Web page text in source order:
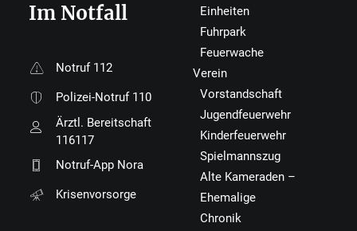
Im Notfall
Notruf 112
Polizei-Notruf 110
Ärztl. Bereitschaft
116117
Notruf-App Nora
Krisenvorsorge
Einheiten
Fuhrpark
Feuerwache
Verein
Vorstandschaft
Jugendfeuerwehr
Kinderfeuerwehr
Spielmannszug
Alte Kameraden –
Ehemalige
Chronik